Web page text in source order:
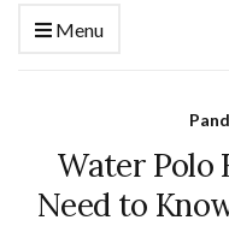
Menu
Water Polo
Need to